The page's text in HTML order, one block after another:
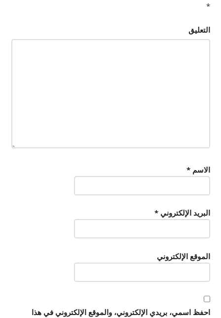
*
التعليق
الاسم*
البريد الإلكتروني*
الموقع الإلكتروني
احفظ اسمي، بريدي الإلكتروني، والموقع الإلكتروني في هذا